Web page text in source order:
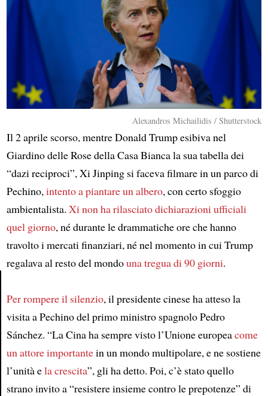
Article
Alexandros Michailidis / Shutterstock
Il 2 aprile scorso, mentre Donald Trump esibiva nel
Giardino delle Rose della Casa Bianca la sua tabella dei
“dazi reciproci”, Xi Jinping si faceva filmare in un parco di
Pechino,intento a piantare un albero, con certo sfoggio
ambientalista. Xi non ha rilasciato dichiarazioni ufficiali
quel giorno, né durante le drammatiche ore che hanno
travolto i mercati finanziari, né nel momento in cui Trump
regalava al resto del mondouna tregua di 90 giorni.
Per rompere il silenzio, il presidente cinese ha atteso la
visita a Pechino del primo ministro spagnolo Pedro
Sánchez. “La Cina ha sempre visto l’Unione europeacome
un attore importantein un mondo multipolare, e ne sostiene
l’unità ela crescita”, gli ha detto. Poi, c’è stato quello
strano invito a “resistere insieme contro le prepotenze” di